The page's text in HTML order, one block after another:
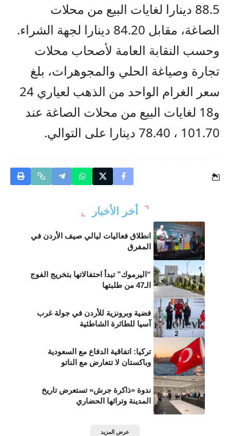
88.5 دينارا لغايات البيع من محلات
الصاغة، مقابل 84.20 دينارا لجهة الشراء.
وحسب النقابة العامة لأصحاب محلات
تجارة وصياغة الحلي والمجوهرات، بلغ
سعر الغرام الواحد من الذهب لعياري 24
و18 لغايات البيع من محلات الصاغة عند
101.70 ، 78.40 دينارا على التوالي.
أخر الأخبار
انطلاق فعاليات ليالي صيف الأردن في
المفرق
“اليرموك” تبدأ احتفالاتها بتخريج الفوج
الـ47 من طلبتها
فضية وبرونزية للأردن في جولة غرب
آسيا للطائرة الشاطئية
تركيا: اتفاقية الدفاع مع السعودية
وباكستان لا تتعارض مع الناتو
ندوة «ذاكرة جرش» تستعرض تاريخ
المدينة وتراثها الحضاري
عرض المزيد